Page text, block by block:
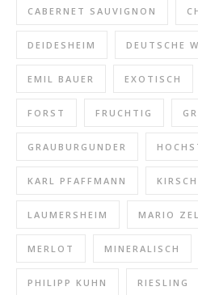
CABERNET SAUVIGNON
DEIDESHEIM DEUTSCHE
EMIL BAUER EXOTISCH
FORST FRUCHTIG
GRAUBURGUNDER
KARL PFAFFMANN
LAUMERSHEIM MARIO
MERLOT MINERALISCH
PHILIPP KUHN RIESLING